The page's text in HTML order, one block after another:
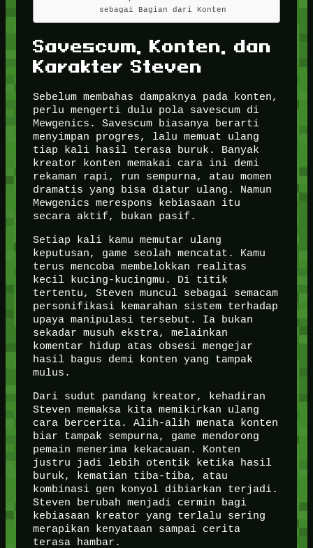
sebagai Bagian dari Konten
Savescum, Konten, dan
Karakter Steven
Sebelum membahas dampaknya pada konten,
perlu mengerti dulu pola savescum di
Mewgenics. Savescum biasanya berarti
menyimpan progres, lalu memuat ulang
tiap kali hasil terasa buruk. Banyak
kreator konten memakai cara ini demi
rekaman rapi, run sempurna, atau momen
dramatis yang bisa diatur ulang. Namun
Mewgenics merespons kebiasaan itu
secara aktif, bukan pasif.
Setiap kali kamu memutar ulang
keputusan, game seolah mencatat. Kamu
terus mencoba membelokkan realitas
kecil kucing-kucingmu. Di titik
tertentu, Steven muncul sebagai semacam
personifikasi kemarahan sistem terhadap
upaya manipulasi tersebut. Ia bukan
sekadar musuh ekstra, melainkan
komentar hidup atas obsesi mengejar
hasil bagus demi konten yang tampak
mulus.
Dari sudut pandang kreator, kehadiran
Steven memaksa kita memikirkan ulang
cara bercerita. Alih-alih menata konten
biar tampak sempurna, game mendorong
pemain menerima kekacauan. Konten
justru jadi lebih otentik ketika hasil
buruk, kematian tiba-tiba, atau
kombinasi gen konyol dibiarkan terjadi.
Steven berubah menjadi cermin bagi
kebiasaan kreator yang terlalu sering
merapikan kenyataan sampai cerita
terasa hambar.